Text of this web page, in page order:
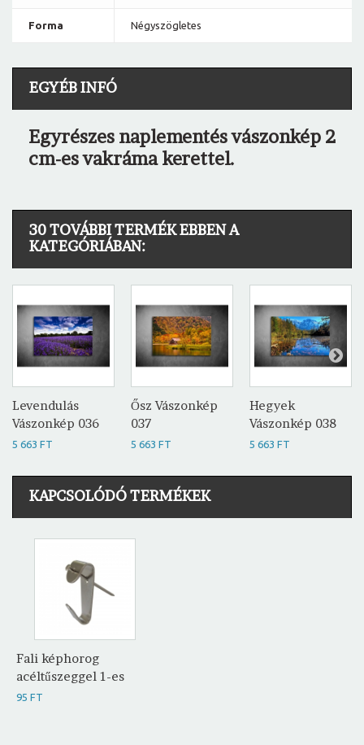
Forma Négyszögletes
EGYÉB INFÓ
Egyrészes naplementés vászonkép 2
cm-es vakráma kerettel.
30 TOVÁBBI TERMÉK EBBEN A
KATEGÓRIÁBAN:
Levendulás
Vászonkép 036
5 663 FT
Ősz Vászonkép
037
5 663 FT
Hegyek
Vászonkép 038
5 663 FT
KAPCSOLÓDÓ TERMÉKEK
Fali képhorog
acéltűszeggel 1-es
95 FT